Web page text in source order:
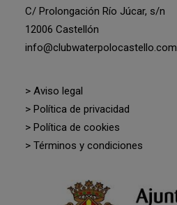
C/ Prolongación Río Júcar, s/n
12006 Castellón
info@clubwaterpolocastello.com
> Aviso legal
> Política de privacidad
> Política de cookies
> Términos y condiciones